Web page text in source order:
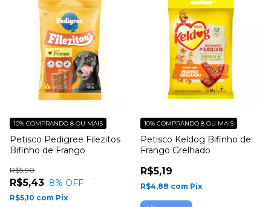
Petisco Pedigree Filezitos
Bifinho de Frango
R$5,43
R$5,90
8% OFF
10% COMPRANDO 8 OU MAIS
R$5,10 com Pix
Petisco Keldog Bifinho de
Frango Grelhado
R$5,19
10% COMPRANDO 8 OU MAIS
R$4,88 com Pix